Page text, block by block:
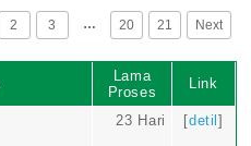
2 3 … 20 21 Next
Lama
Proses
Link
23 Hari [detil]